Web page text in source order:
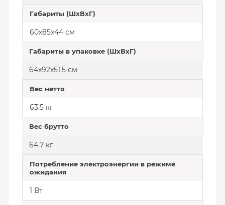
Габариты (ШхВхГ)
60х85х44 см
Габариты в упаковке (ШхВхГ)
64х92х51.5 см
Вес нетто
63.5 кг
Вес брутто
64.7 кг
Потребление электроэнергии в режиме
ожидания
1 Вт